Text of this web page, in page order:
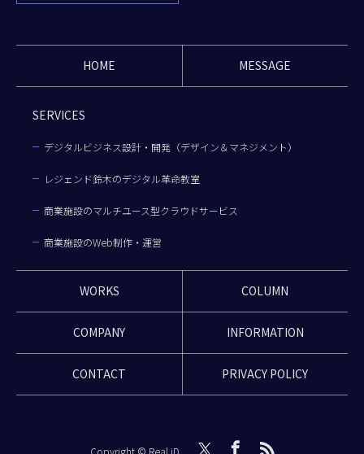
HOME MESSAGE
SERVICES
デジタルビジネス設計・開発（デザイン＆マネジメント）
レジェンド鈴木のデジタル革命教室
商業施設のマルチユース型クラウドサービス
商業施設のWeb制作・運営
WORKS COLUMN
COMPANY INFORMATION
CONTACT PRIVACY POLICY
Copyright © Real iD